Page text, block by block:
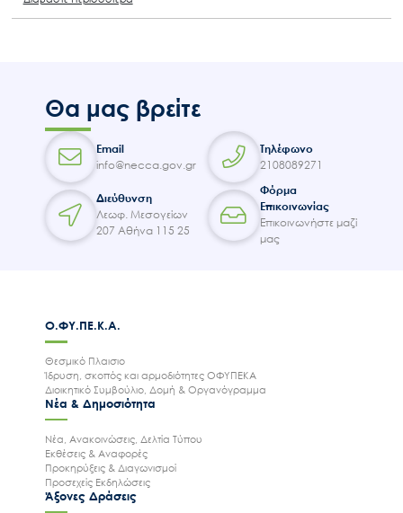
Θα μας βρείτε
Email
info@necca.gov.gr
Τηλέφωνο
2108089271
Διεύθυνση
Λεωφ. Μεσογείων
207 Αθήνα 115 25
Φόρμα
Επικοινωνίας
Επικοινωνήστε μαζί
μας
Ο.ΦΥ.ΠΕ.Κ.Α.
Θεσμικό Πλαισιο
Ίδρυση, σκοπός και αρμοδιότητες ΟΦΥΠΕΚΑ
Διοικητικό Συμβούλιο, Δομή & Οργανόγραμμα
Νέα & Δημοσιότητα
Νέα, Ανακοινώσεις, Δελτία Τύπου
Εκθέσεις & Αναφορές
Προκηρύξεις & Διαγωνισμοί
Προσεχείς Εκδηλώσεις
Άξονες Δράσεις